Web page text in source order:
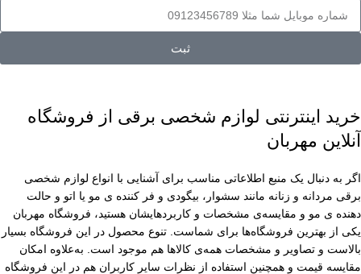
ثبت
خرید اینترنتی لوازم شخصی برقی از فروشگاه
آنلاین مهربان
اگر به دنبال یک منبع اطلاعاتی مناسب برای آشنایی با انواع لوازم شخصی
برقی مردانه و زنانه مانند سشوار، بیگودی و فر کننده ی مو یا اتو و حالت
دهنده ی مو و مقایسه‌ی مشخصات و کاربردهایشان هستید، فروشگاه مهربان
یکی از بهترین فروشگاه‌ها برای شماست. تنوع محصول در این فروشگاه بسیار
بالاست و تصاویر و مشخصات همه‌ی کالاها هم موجود است. به‌علاوه امکان
مقایسه قیمت و همچنین استفاده از نظرات سایر کاربران هم در این فروشگاه